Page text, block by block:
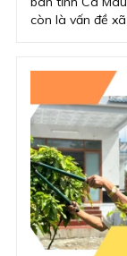
còn là vấn đề
người lao động
nguồn thu
tác song
trong phát triển